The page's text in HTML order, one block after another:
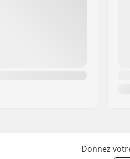
Donnez